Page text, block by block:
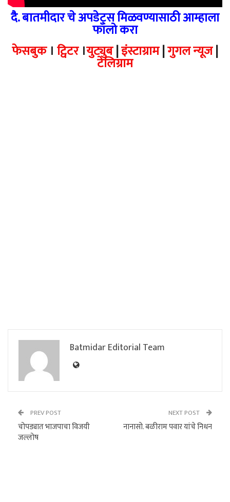
दै. बातमीदार चे अपडेट्स मिळवण्यासाठी आम्हाला
फॉलो करा
फेसबुक। ट्विटर।युट्युब|इंस्टाग्राम|गुगल न्यूज|
टेलिग्राम
Batmidar Editorial Team
PREV POST
चोपड्यात भाजपाचा विजयी
जल्लोष
NEXT POST
नानासो. बळीराम पवार यांचे निधन